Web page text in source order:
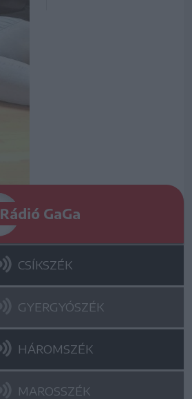
Rádió GaGa
CSÍKSZÉK
GYERGYÓSZÉK
HÁROMSZÉK
MAROSSZÉK